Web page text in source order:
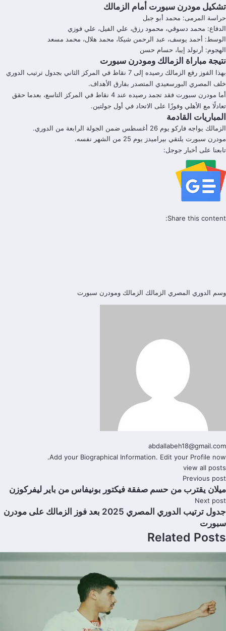
تشكيل مودرن سبورت أمام الزمالك
حراسة المرمى: محمد أبو جبل
الدفاع: محمد دسوقي، محمود رزق، علي الفيل، علي فوزي
الوسط: أحمد يوسف، عبد الرحمن شيكا، محمد هلال، محمد مسعد
الهجوم: أرنولد إيبا، حسام حسن
نتيجة مباراة الزمالك ومودرن سبورت
بهذا الفوز رفع الزمالك رصيده إلى 7 نقاط في المركز الثاني بجدول ترتيب الدوري
خلف المصري البورسعيدي المتصدر بفارق الأهداف.
أما مودرن سبورت فقد تجمد رصيده عند 4 نقاط في المركز التاسع، بعدما حقق
تعادلًا مع الأهلي وفوزًا على الاتحاد في أول جولتين.
المباريات القادمة
الزمالك يواجه فاركو يوم 26 أغسطس ضمن الجولة الرابعة من الدوري.
مودرن سبورت يلتقي بيراميدز يوم 25 من الشهر نفسه.
تابعنا على أخبار جوجل:
Share this content:
وسم الدوري المصري الزمالك الزمالك ومودرن سبورت
abdallabeh18@gmail.com
Add your Biographical Information. Edit your Profile now.
view all posts
Previous post
ميلان يقترب من حسم صفقة فيكتور بونيفاس من باير ليفركوزن
Next post
جدول ترتيب الدوري المصري 2025 بعد فوز الزمالك على مودرن
سبورت
Related Posts